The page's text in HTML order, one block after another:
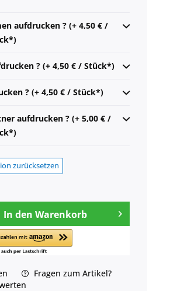
aufdrucken ? (+ 4,50 € /
? (+ 4,50 € / Stück*)
? (+ 4,50 € / Stück*)
aufdrucken ? (+ 5,00 € /
zurücksetzen
In den Warenkorb
Fragen zum Artikel?